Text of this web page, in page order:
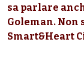
sa parlare
Goleman. Non
Smart&Heart